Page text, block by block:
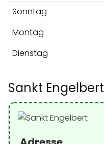
Sonntag
Montag
Dienstag
Sankt Engelbert